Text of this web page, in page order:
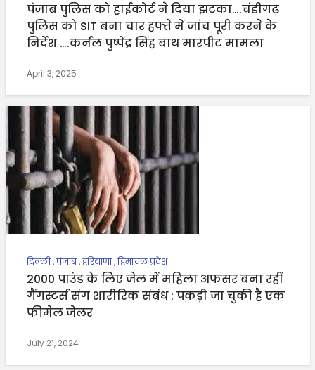
पंजाब पुलिस को हाईकोर्ट ने दिया झटका….चंडीगढ़
पुलिस को SIT बना चार हफ्ते में जांच पूरी करने के
निर्देश ….कर्नल पुष्पेंद्र सिंह बाथ मारपीट मामला
April 3, 2025
दिल्ली,पंजाब,हरियाणा,हिमाचल प्रदेश
2000 पाउंड के ल‍िए जेल में मह‍िला अफसर बना रहीं
गैंगस्‍टर्स संग शारीर‍िक संबंध : पकड़ी जा चुकी है एक
फीमेल जेलर
July 21, 2024